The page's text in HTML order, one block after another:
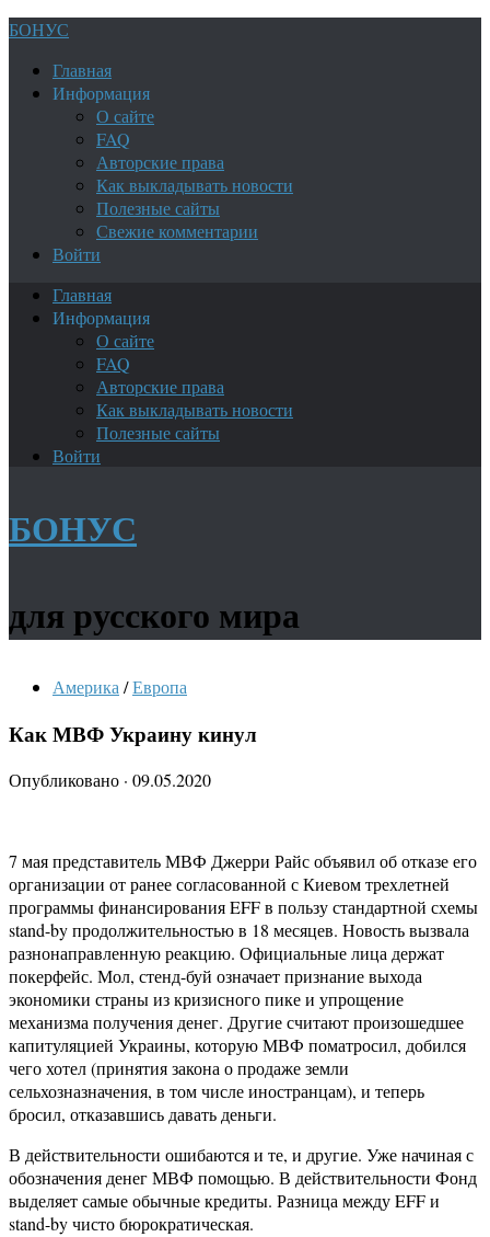
БОНУС
Главная
Информация
О сайте
FAQ
Авторские права
Как выкладывать новости
Полезные сайты
Свежие комментарии
Войти
Главная
Информация
О сайте
FAQ
Авторские права
Как выкладывать новости
Полезные сайты
Войти
БОНУС
для русского мира
Америка /Европа
Как МВФ Украину кинул
Опубликовано · 09.05.2020
7 мая представитель МВФ Джерри Райс объявил об отказе его
организации от ранее согласованной с Киевом трехлетней
программы финансирования EFF в пользу стандартной схемы
stand-by продолжительностью в 18 месяцев. Новость вызвала
разнонаправленную реакцию. Официальные лица держат
покерфейс. Мол, стенд-буй означает признание выхода
экономики страны из кризисного пике и упрощение
механизма получения денег. Другие считают произошедшее
капитуляцией Украины, которую МВФ поматросил, добился
чего хотел (принятия закона о продаже земли
сельхозназначения, в том числе иностранцам), и теперь
бросил, отказавшись давать деньги.
В действительности ошибаются и те, и другие. Уже начиная с
обозначения денег МВФ помощью. В действительности Фонд
выделяет самые обычные кредиты. Разница между EFF и
stand-by чисто бюрократическая.